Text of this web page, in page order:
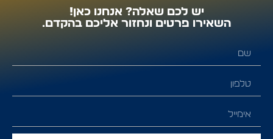
יש לכם שאלה? אנחנו כאן!
השאירו פרטים ונחזור אליכם בהקדם.